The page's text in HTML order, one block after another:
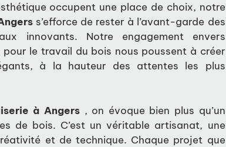
occupent une place de choix, notre
s’efforce de rester à l’avant-garde des
innovants. Notre engagement envers
pour le travail du bois nous poussent à créer
à la hauteur des attentes les plus
à Angers , on évoque bien plus qu’un
de bois. C’est un véritable artisanat, une
et de technique. Chaque projet que